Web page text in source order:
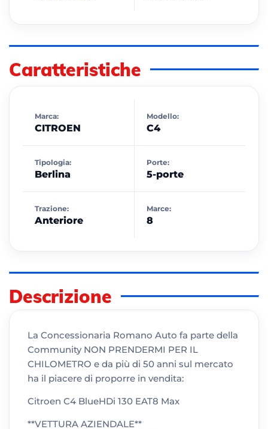
Caratteristiche
Marca:
CITROEN
Modello:
C4
Tipologia:
Berlina
Porte:
5-porte
Trazione:
Anteriore
Marce:
8
Descrizione
La Concessionaria Romano Auto fa parte della
Community NON PRENDERMI PER IL
CHILOMETRO e da più di 50 anni sul mercato
ha il piacere di proporre in vendita:
Citroen C4 BlueHDi 130 EAT8 Max
**VETTURA AZIENDALE**